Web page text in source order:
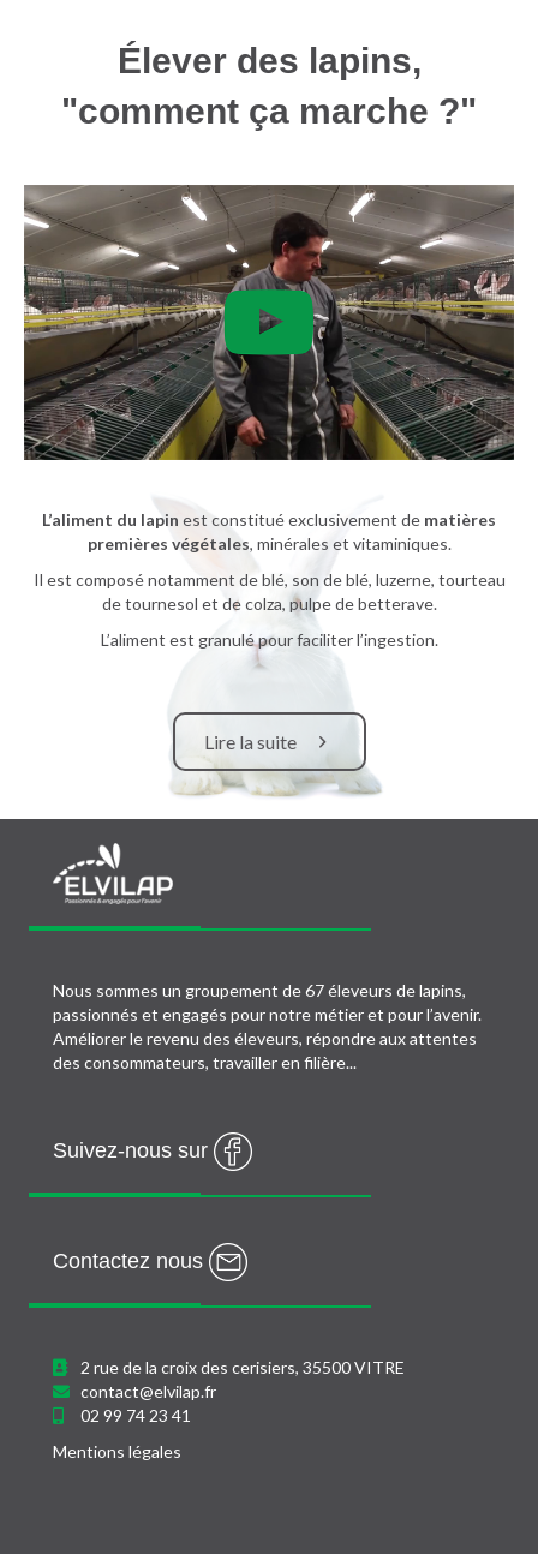
Élever des lapins,
"comment ça marche ?"
L’aliment du lapin est constitué exclusivement de matières
premières végétales, minérales et vitaminiques.
Il est composé notamment de blé, son de blé, luzerne, tourteau
de tournesol et de colza, pulpe de betterave.
L’aliment est granulé pour faciliter l’ingestion.
Lire la suite
Nous sommes un groupement de 67 éleveurs de lapins,
passionnés et engagés pour notre métier et pour l’avenir.
Améliorer le revenu des éleveurs, répondre aux attentes
des consommateurs, travailler en filière...
Suivez-nous sur
Contactez nous
2 rue de la croix des cerisiers, 35500 VITRE
contact@elvilap.fr
02 99 74 23 41
Mentions légales